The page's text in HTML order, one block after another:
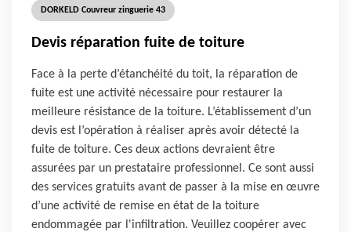
DORKELD Couvreur zinguerie 43
Devis réparation fuite de toiture
Face à la perte d’étanchéité du toit, la réparation de
fuite est une activité nécessaire pour restaurer la
meilleure résistance de la toiture. L’établissement d’un
devis est l’opération à réaliser après avoir détecté la
fuite de toiture. Ces deux actions devraient être
assurées par un prestataire professionnel. Ce sont aussi
des services gratuits avant de passer à la mise en œuvre
d’une activité de remise en état de la toiture
endommagée par l'infiltration. Veuillez coopérer avec